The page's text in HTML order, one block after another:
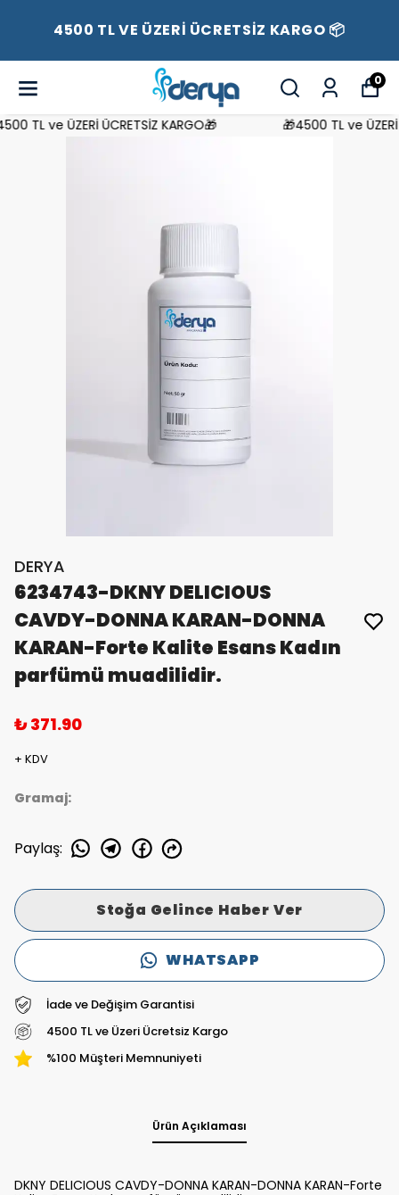
4500 TL VE ÜZERİ ÜCRETSİZ KARGO 📦
0
TL ve ÜZERİ ÜCRETSİZ KARGO🎁 🎁4500 TL ve ÜZERİ
DERYA
6234743-DKNY DELICIOUS
CAVDY-DONNA KARAN-DONNA
KARAN-Forte Kalite Esans Kadın
parfümü muadilidir.
₺ 371.90
+ KDV
Gramaj:
Paylaş:
Stoğa Gelince Haber Ver
WHATSAPP
İade ve Değişim Garantisi
4500 TL ve Üzeri Ücretsiz Kargo
%100 Müşteri Memnuniyeti
Ürün Açıklaması
DKNY DELICIOUS CAVDY-DONNA KARAN-DONNA KARAN-Forte